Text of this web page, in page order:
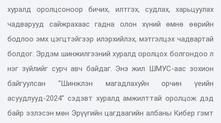
хуралд оролцсоноор бичих, илтгэх, судлах, харьцуулах
чадварууд сайжрахаас гадна олон хүний өмнө өөрийн
бодлоо эмх цэгцтэйгээр илэрхийлэх, мэтгэлцэх чадвартай
болдог. Эрдэм шинжилгээний хуралд оролцох болгондоо л
нэг зүйлийг сурч авч байдаг. Энэ жил ШМУС-аас зохион
байгуулсан “Шинжлэн магадлахуйн орчин үеийн
асуудлууд-2024” сэдэвт хуралд амжилттай оролцож дэд
байр эзлэсэн мөн Эрүүгийн цагдаагийн албаны Кибер гэмт